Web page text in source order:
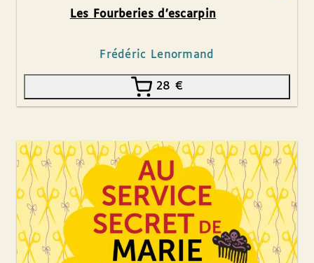
Les Fourberies d’escarpin
Frédéric Lenormand
28 €